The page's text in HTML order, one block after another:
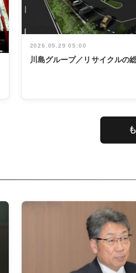
2026.05.29 05:00
川島グループ／リサイクルの